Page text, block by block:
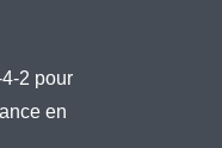
2 pour
en